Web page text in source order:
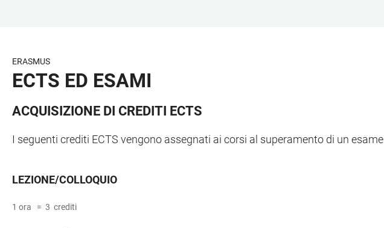
BARRIEREFREIHEIT
ERASMUS
ECTS ED ESAMI
ACQUISIZIONE DI CREDITI ECTS
I seguenti crediti ECTS vengono assegnati ai corsi al superamento di un
LEZIONE/COLLOQUIO
1 ora = 3 crediti